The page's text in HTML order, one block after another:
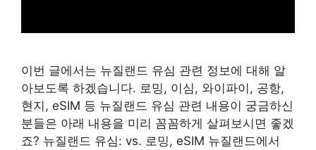
이번 글에서는 뉴질랜드 유심 관련 정보에 대해 알
아보도록 하겠습니다. 로밍, 이심, 와이파이, 공항,
현지, eSIM 등 뉴질랜드 유심 관련 내용이 궁금하신
분들은 아래 내용을 미리 꼼꼼하게 살펴보시면 좋겠
죠? 뉴질랜드 유심: vs. 로밍, eSIM 뉴질랜드에서